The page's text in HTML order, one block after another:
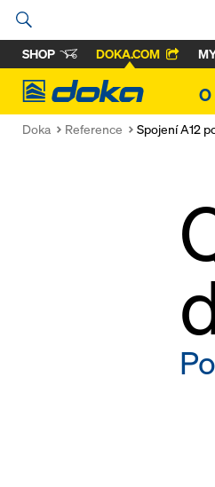
SHOP DOKA.COM
Doka
Doka Reference Spojení A12